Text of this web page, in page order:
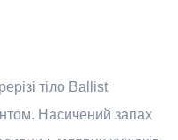
тіло Ballist
Насичений запах